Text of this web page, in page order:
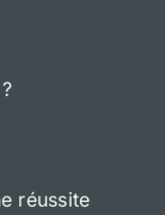
réussite